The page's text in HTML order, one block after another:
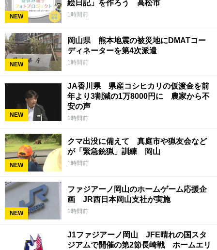
NEW
絵日記」を作ろう 高松市
1時間前
NEW
岡山県 熊本地震の被災地にDMATコー
ディネーターを第4次派遣
1時間前
NEW
JA香川県 県産コシヒカリの仮渡金を前
年より3割減の1万8000円に 農家から不
安の声
1時間前
NEW
クマ出没に備えて 真庭市や猟友会など
が「緊急銃猟」訓練 岡山
1時間前
NEW
ファジアーノ岡山のホームゲーム応援企
画 JR西日本岡山支社が実施
1時間前
J1ファジアーノ岡山 JFE晴れの国スタ
ジアムで開催の第2節長崎戦 ホームエリ